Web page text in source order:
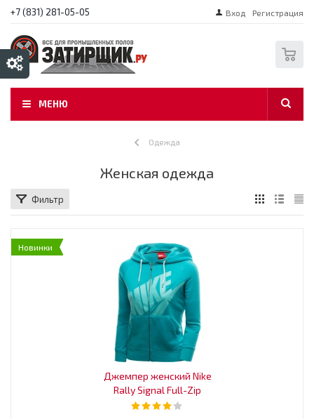
+7 (831) 281-05-05 Вход Регистрация
МЕНЮ
Одежда
Женская одежда
Фильтр
Новинки
Джемпер женский Nike
Rally Signal Full-Zip